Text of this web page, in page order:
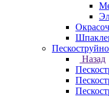
Назад